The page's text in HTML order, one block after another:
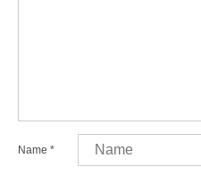
Name *